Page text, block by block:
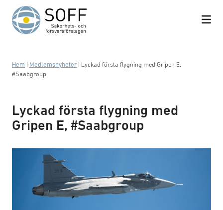
Hoppa till innehåll
Hem Medlemsnyheter
Lyckad första flygning med Gripen E,
#Saabgroup
Lyckad första flygning med
Gripen E, #Saabgroup